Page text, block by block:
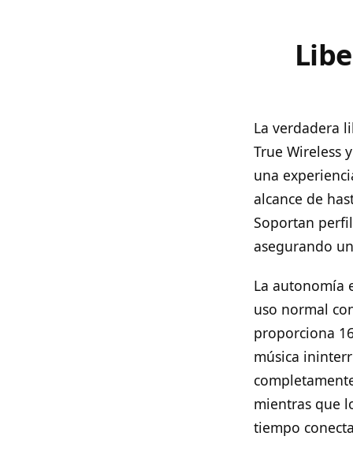
La verdadera
True Wireless
una
alcance de
Soportan
asegurando
La autonomía
uso normal
proporciona
música
mientras que
tiempo